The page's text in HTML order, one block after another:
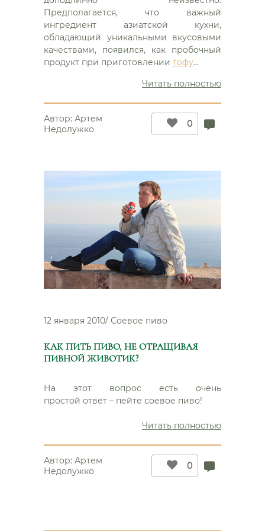
Предполагается, что важный
ингредиент азиатской кухни,
обладающий уникальными вкусовыми
качествами, появился, как пробочный
продукт при приготовлении тофу…
Читать полностью
Автор: Артем
Недолужко
0
12 января 2010/ Соевое пиво
КАК ПИТЬ ПИВО, НЕ ОТРАЩИВАЯ
ПИВНОЙ ЖИВОТИК?
На этот вопрос есть очень
простой ответ – пейте соевое пиво!
Читать полностью“Как
Автор: Артем
Недолужко
0